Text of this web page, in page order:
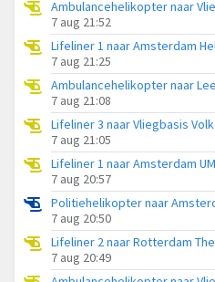
7 aug 21:52
Lifeliner 1 naar Amsterdam
7 aug 21:25
7 aug 21:08
Lifeliner 3 naar Vliegbasis
7 aug 21:05
Lifeliner 1 naar Amsterdam
7 aug 20:57
7 aug 20:50
Lifeliner 2 naar Rotterdam
7 aug 20:49